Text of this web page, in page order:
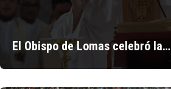
El Obispo de Lomas celebró la…